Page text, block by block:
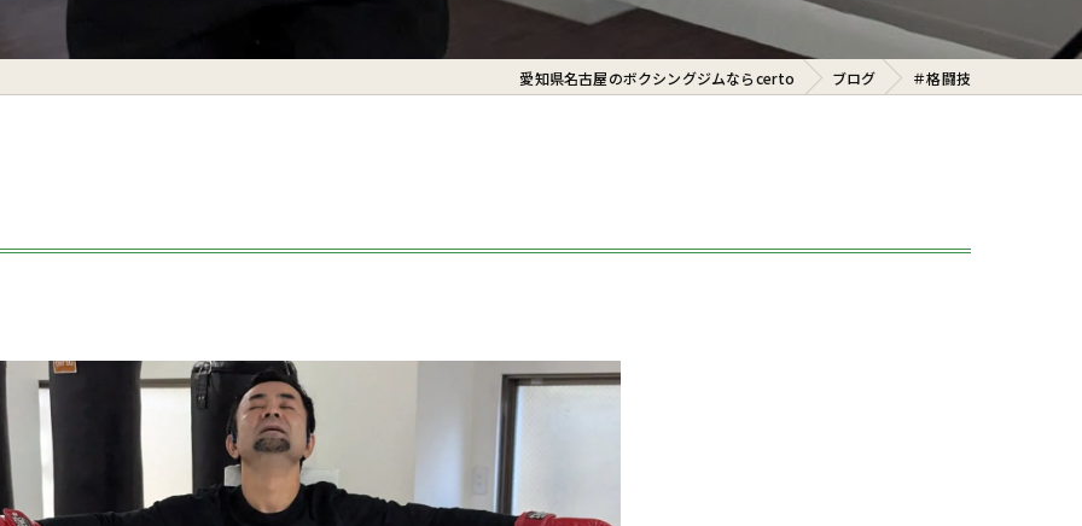
初心者
ダイエット
愛知県名古屋のボクシングジムならcerto ブログ ＃格闘技